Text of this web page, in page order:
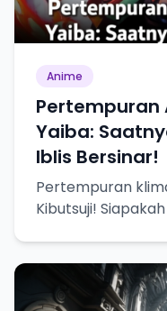
Anime
Pertempuran
Yaiba:
Iblis Bersinar!
Pertempuran
Kibutsuji!